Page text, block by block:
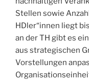
Stellen sowie
HDler“innen liegt
an der TH gibt es
aus strategischen
Vorstellungen